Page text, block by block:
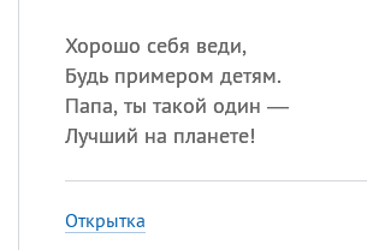
Хорошо себя веди,
Будь примером детям.
Папа, ты такой один —
Лучший на планете!
Открытка
ИМЕНА
Сегодня